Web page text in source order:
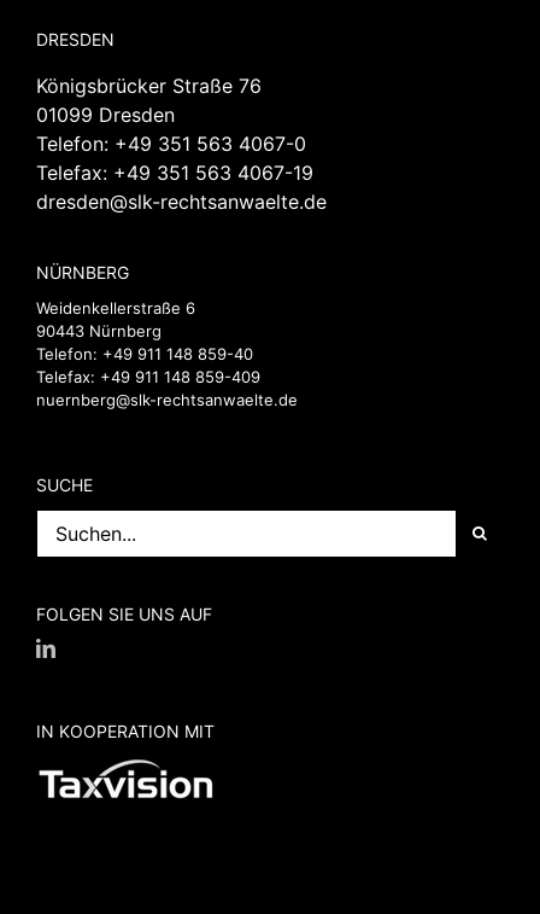
DRESDEN
Königsbrücker Straße 76
01099 Dresden
Telefon: +49 351 563 4067-0
Telefax: +49 351 563 4067-19
dresden@slk-rechtsanwaelte.de
NÜRNBERG
Weidenkellerstraße 6
90443 Nürnberg
Telefon: +49 911 148 859-40
Telefax: +49 911 148 859-409
nuernberg@slk-rechtsanwaelte.de
SUCHE
nach:
FOLGEN SIE UNS AUF
IN KOOPERATION MIT